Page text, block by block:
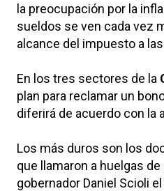
la preocupación por la
sueldos se ven cada vez
alcance del impuesto a
En los tres sectores de la
plan para reclamar un
diferirá de acuerdo con la
Los más duros son los
que llamaron a huelgas
gobernador Daniel Scioli